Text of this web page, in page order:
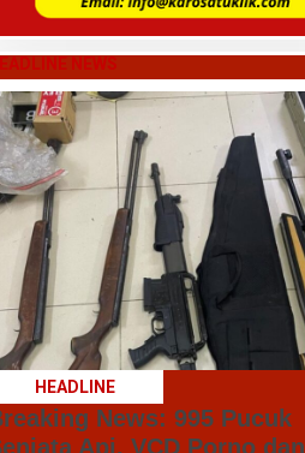
NEWS
HEADLINE
News: 995 Pucuk
Api, VCD Porno dan